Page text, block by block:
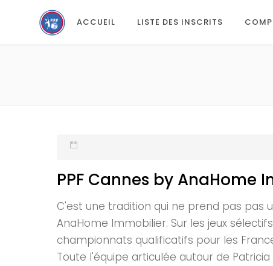
ACCUEIL LISTE DES INSCRITS
PPF Cannes by AnaHome
C'est une tradition qui ne prend pas pas
AnaHome Immobilier. Sur les jeux
championnats qualificatifs pour les
Toute l'équipe articulée autour de